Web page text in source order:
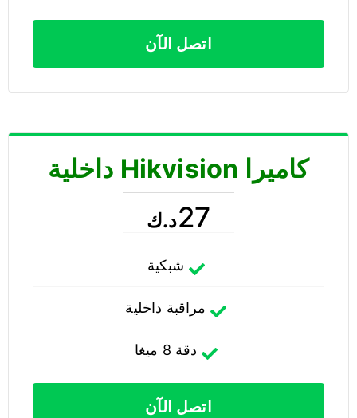
اتصل الآن
كاميرا Hikvision داخلية
27د.ك
شبكية
مراقبة داخلية
دقة 8 ميغا
اتصل الآن